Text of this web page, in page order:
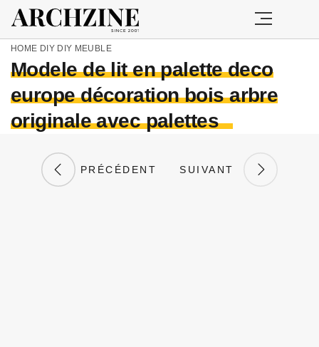
HOME DIY DIY MEUBLE
Modele de lit en palette deco
europe décoration bois arbre
originale avec palettes
PRÉCÉDENT SUIVANT